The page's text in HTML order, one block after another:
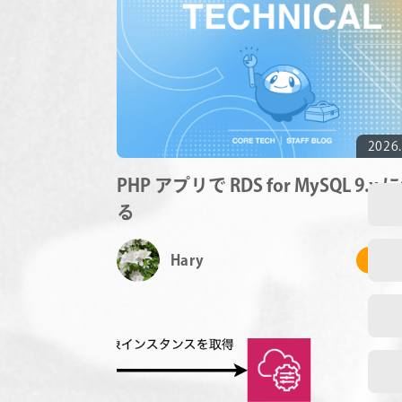
PHP アプリで RDS for MySQL 9.x
る
Hary